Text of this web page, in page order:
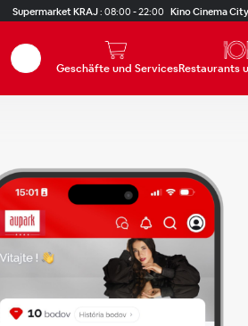
Supermarket KRAJ: 08:00 - 22:00 Kino Cinema City
Suchen
Geschäfte und ServicesRestaurants